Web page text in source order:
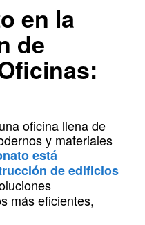
en la
de
oficina llena de
y materiales
está
de edificios
más eficientes,